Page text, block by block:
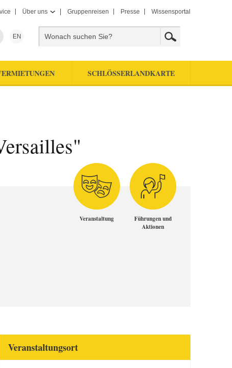
Über uns Gruppenreisen Presse Wissensportal
EN
SCHLÖSSERLANDKARTE
Veranstaltung
Führungen und
Aktionen
Veranstaltungsort